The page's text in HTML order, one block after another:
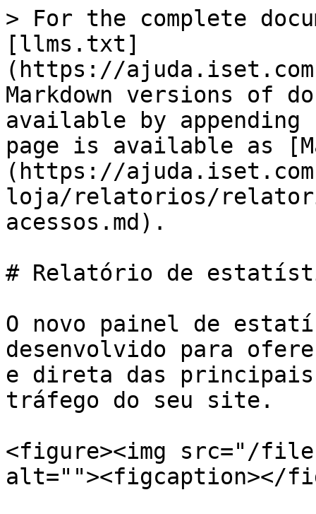
> For the complete
[llms.txt]
(https://
Markdown versions of
available by
page is available as
(https://
loja/relatorios/
acessos.md).
# Relatório de
O novo painel de
desenvolvido para
e direta das principais
tráfego do seu site.
<figure><img src="/files/
alt=""><figcaption></